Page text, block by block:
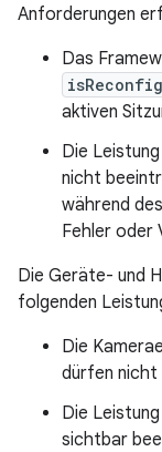
Anforderungen
Das
aktiven
Die
nicht
während
Fehler oder
Die Geräte- und
folgenden
Die
dürfen nicht
Die
sichtbar